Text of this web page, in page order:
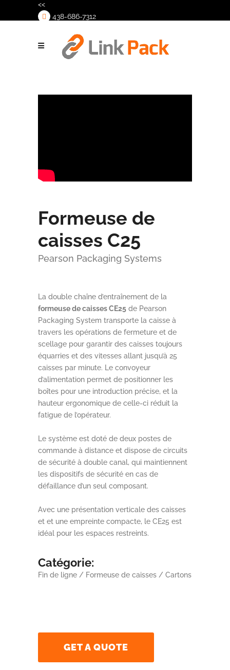
<<
438-686-7312
Formeuse de
caisses C25
Pearson Packaging Systems
La double chaîne d’entraînement de la
formeuse de caisses CE25 de Pearson
Packaging System transporte la caisse à
travers les opérations de fermeture et de
scellage pour garantir des caisses toujours
équarries et des vitesses allant jusqu’à 25
caisses par minute. Le convoyeur
d’alimentation permet de positionner les
boîtes pour une introduction précise, et la
hauteur ergonomique de celle-ci réduit la
fatigue de l’opérateur.
Le système est doté de deux postes de
commande à distance et dispose de circuits
de sécurité à double canal, qui maintiennent
les dispositifs de sécurité en cas de
défaillance d’un seul composant.
Avec une présentation verticale des caisses
et et une empreinte compacte, le CE25 est
idéal pour les espaces restreints.
Catégorie:
Fin de ligne / Formeuse de caisses / Cartons
GET A QUOTE